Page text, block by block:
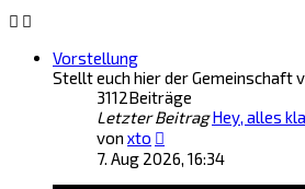
Vorstellung
Stellt euch hier der Gemeinschaft
3112Beiträge
Letzter Beitrag Hey, alles
von xto
Beitrag
7. Aug 2026, 16:34